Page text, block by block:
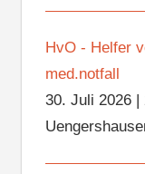
HvO - Helfer
med.notfall
30. Juli 2026|